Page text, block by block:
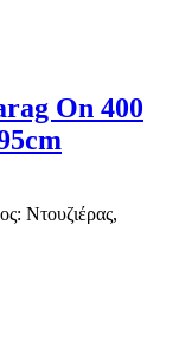
On 400
Ντουζιέρας,